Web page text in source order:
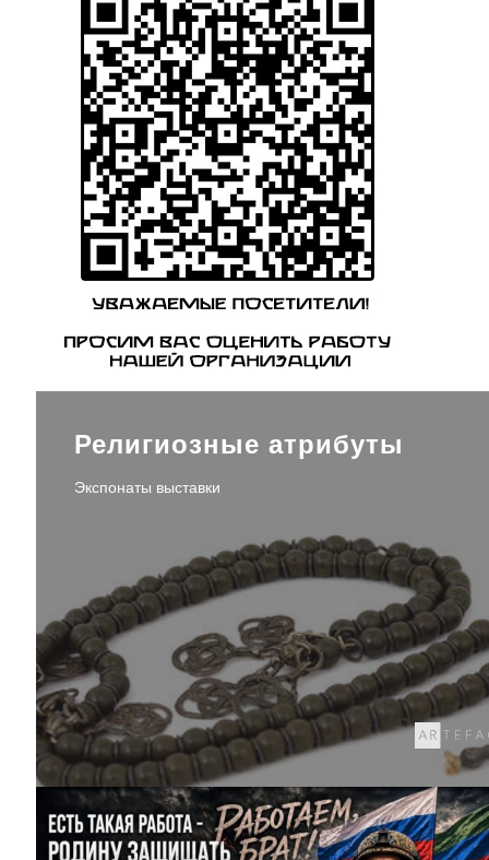
Религиозные атрибуты
Экспонаты выставки